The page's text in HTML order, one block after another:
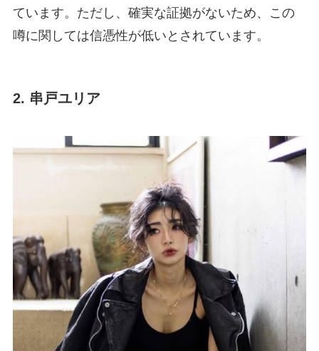
ています。ただし、確実な証拠がないため、この
噂に関しては信憑性が低いとされています。
2. 串戸ユリア